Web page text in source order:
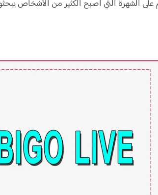
الشهرة التي أصبح الكثير من الأشخاص